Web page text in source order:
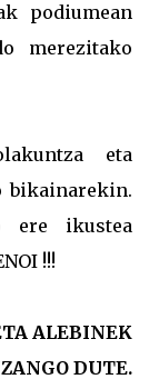
podiumean
merezitako
eta
bikainarekin.
ere ikustea
!!!
ALEBINEK
DUTE.